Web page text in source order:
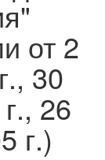
от 2
., 30
., 26
г.)